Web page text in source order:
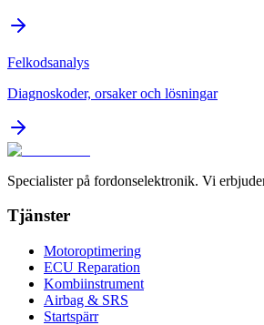
Felkodsanalys
Diagnoskoder, orsaker och lösningar
Specialister på fordonselektronik. Vi
Tjänster
Motoroptimering
ECU Reparation
Kombiinstrument
Airbag & SRS
Startspärr